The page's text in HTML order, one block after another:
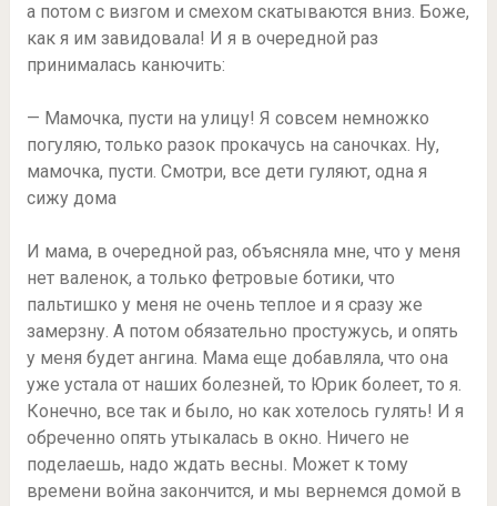
а потом с визгом и смехом скатываются вниз. Боже,
как я им завидовала! И я в очередной раз
принималась канючить:
— Мамочка, пусти на улицу! Я совсем немножко
погуляю, только разок прокачусь на саночках. Ну,
мамочка, пусти. Смотри, все дети гуляют, одна я
сижу дома
И мама, в очередной раз, объясняла мне, что у меня
нет валенок, а только фетровые ботики, что
пальтишко у меня не очень теплое и я сразу же
замерзну. А потом обязательно простужусь, и опять
у меня будет ангина. Мама еще добавляла, что она
уже устала от наших болезней, то Юрик болеет, то я.
Конечно, все так и было, но как хотелось гулять! И я
обреченно опять утыкалась в окно. Ничего не
поделаешь, надо ждать весны. Может к тому
времени война закончится, и мы вернемся домой в